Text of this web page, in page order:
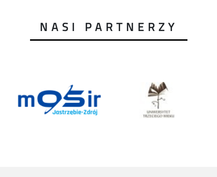
NASI PARTNERZY